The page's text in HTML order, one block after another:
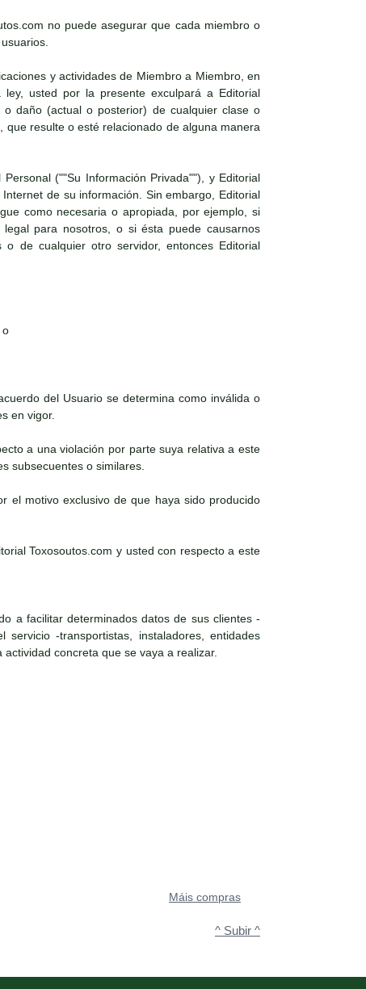
no puede asegurar que cada miembro o
y actividades de Miembro a Miembro, en
usted por la presente exculpará a Editorial
daño (actual o posterior) de cualquier clase o
resulte o esté relacionado de alguna manera
(""Su Información Privada""), y Editorial
de su información. Sin embargo, Editorial
como necesaria o apropiada, por ejemplo, si
legal para nosotros, o si ésta puede causarnos
de cualquier otro servidor, entonces Editorial
o
del Usuario se determina como inválida o
en vigor.
a una violación por parte suya relativa a este
subsecuentes o similares.
el motivo exclusivo de que haya sido producido
Toxosoutos.com y usted con respecto a este
a facilitar determinados datos de sus clientes -
-transportistas, instaladores, entidades
concreta que se vaya a realizar.
Máis compras
^ Subir ^